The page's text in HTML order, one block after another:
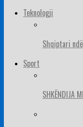
Teknologji
Shqiptari
Sport
SHKËNDIJA